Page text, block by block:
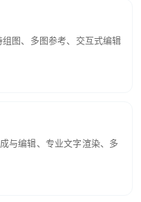
图、多图参考、交互式编辑
与编辑、专业文字渲染、多